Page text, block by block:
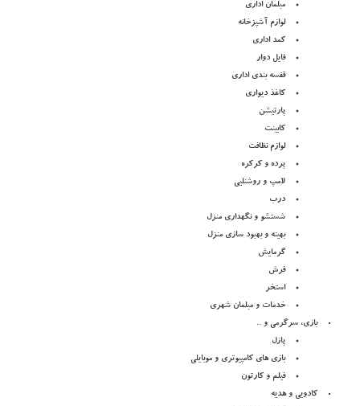
مبلمان اداری
لوازم آشپزخانه
کمد اداری
فایل دوار
قفسه بندی اداری
کاغذ دیواری
پارتیشن
کابینت
لوازم نظافت
پرده و کرکره
لامپ و روشنلیی
درب
شستشو و نگهداری منزل
بهینه و بهبود سازی منزل
گرمایش
فرش
استخر
خدمات و مبلمان شهری
بازی، سرگرمی و ..
پازل
بازی های کامپیوتری و موبایلی
فیلم و کارتون
کادویی و هدیه